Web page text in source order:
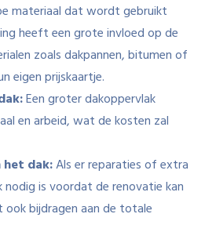
materiaal dat wordt gebruikt
heeft een grote invloed op de
zoals dakpannen, bitumen of
eigen prijskaartje.
Een groter dakoppervlak
en arbeid, wat de kosten zal
het dak:Als er reparaties of extra
is voordat de renovatie kan
bijdragen aan de totale